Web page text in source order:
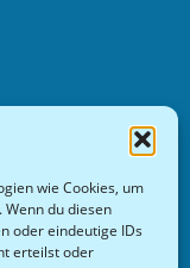
wie Cookies, um
du diesen
oder eindeutige IDs
erteilst oder